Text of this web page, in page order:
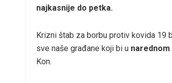
najkasnije do petka.
Krizni štab za borbu protiv kovida 19
sve naše građane koji bi u
Kon.